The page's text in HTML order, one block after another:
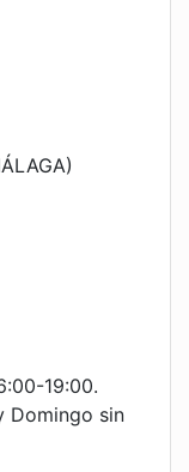
19:00.
Domingo sin